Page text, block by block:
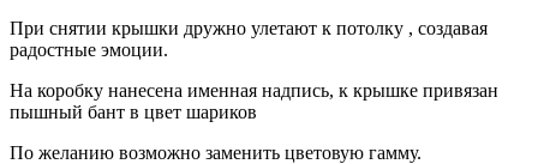
При снятии крышки дружно улетают к потолку , создавая
радостные эмоции.
На коробку нанесена именная надпись, к крышке привязан
пышный бант в цвет шариков
По желанию возможно заменить цветовую гамму.